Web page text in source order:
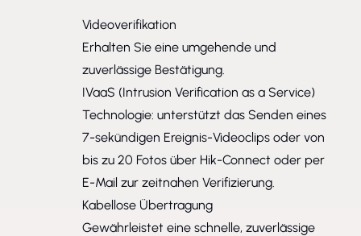
Videoverifikation
Erhalten Sie eine umgehende und
zuverlässige Bestätigung.
IVaaS (Intrusion Verification as a Service)
Technologie: unterstützt das Senden eines
7-sekündigen Ereignis-Videoclips oder von
bis zu 20 Fotos über Hik-Connect oder per
E-Mail zur zeitnahen Verifizierung.
Kabellose Übertragung
Gewährleistet eine schnelle, zuverlässige